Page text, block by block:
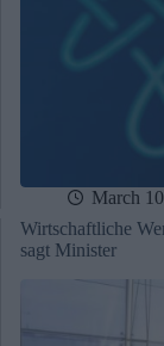
March
Wirtschaftliche
sagt Minister